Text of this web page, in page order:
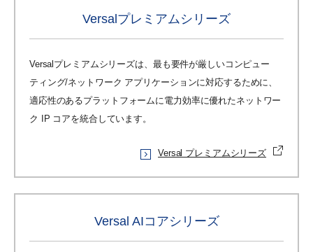
Versalプレミアムシリーズ
Versalプレミアムシリーズは、最も要件が厳しいコンピュー
ティング/ネットワーク アプリケーションに対応するために、
適応性のあるプラットフォームに電力効率に優れたネットワー
ク IP コアを統合しています。
Versal プレミアムシリーズ
Versal AIコアシリーズ